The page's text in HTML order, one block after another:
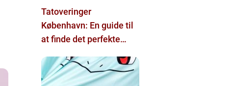
Tatoveringer
København: En guide til
at finde det perfekte